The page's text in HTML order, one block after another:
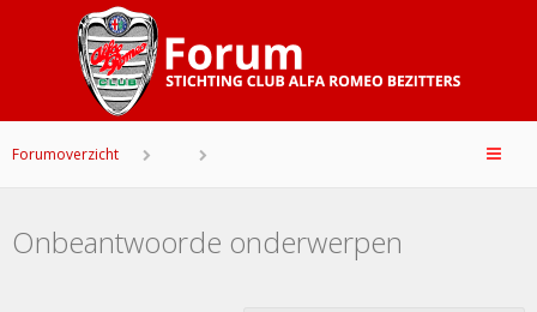
Forumoverzicht
Onbeantwoorde onderwerpen